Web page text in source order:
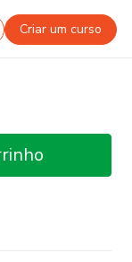
Criar um curso